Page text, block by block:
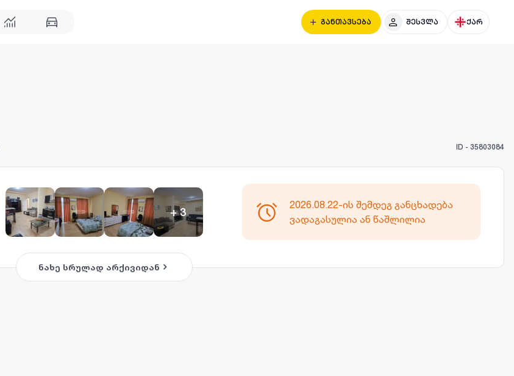
განთავსება შესვლა ქარ
ID - 35803084
+3
2026.08.22-ის შემდეგ განცხადება
ვადაგასულია ან წაშლილია
ნახე სრულად არქივიდან